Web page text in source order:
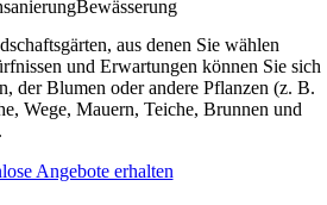
Bewässerung
aus denen Sie wählen
und Erwartungen können Sie sich
der Blumen oder andere Pflanzen (z. B.
Wege, Mauern, Teiche, Brunnen und
Angebote erhalten